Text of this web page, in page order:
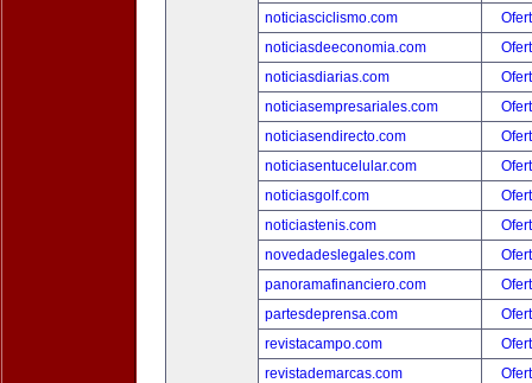
noticiasciclismo.com
noticiasdeeconomia.com
noticiasdiarias.com
noticiasempresariales.com
noticiasendirecto.com
noticiasentucelular.com
noticiasgolf.com
noticiastenis.com
novedadeslegales.com
panoramafinanciero.com
partesdeprensa.com
revistacampo.com
revistademarcas.com